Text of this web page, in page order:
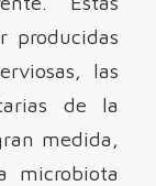
producidas
las
de la
medida,
microbiota